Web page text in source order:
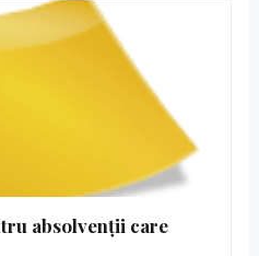
absolvenții care